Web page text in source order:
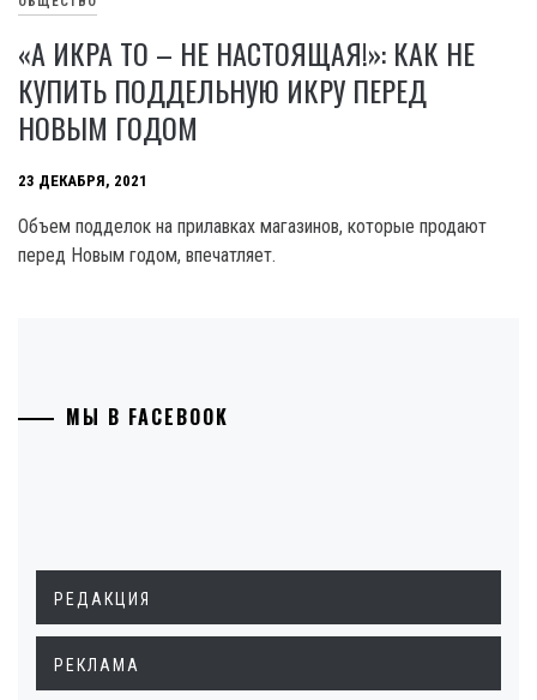
«А ИКРА ТО – НЕ НАСТОЯЩАЯ!»: КАК НЕ
КУПИТЬ ПОДДЕЛЬНУЮ ИКРУ ПЕРЕД
НОВЫМ ГОДОМ
23 ДЕКАБРЯ, 2021
Объем подделок на прилавках магазинов, которые продают
перед Новым годом, впечатляет.
МЫ В FACEBOOK
РЕДАКЦИЯ
РЕКЛАМА